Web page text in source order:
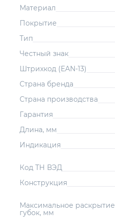
Материал
Покрытие
Тип
Честный знак
Штрихкод (EAN-13)
Страна бренда
Страна производства
Гарантия
Длина, мм
Индикация
Код ТН ВЭД
Конструкция
Максимальное раскрытие
губок, мм